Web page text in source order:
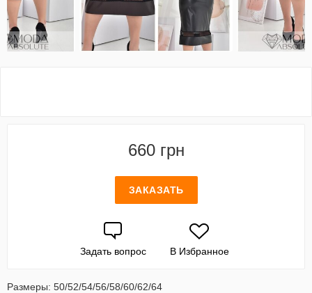
660 грн
ЗАКАЗАТЬ
Задать вопрос В Избранное
Размеры: 50/52/54/56/58/60/62/64